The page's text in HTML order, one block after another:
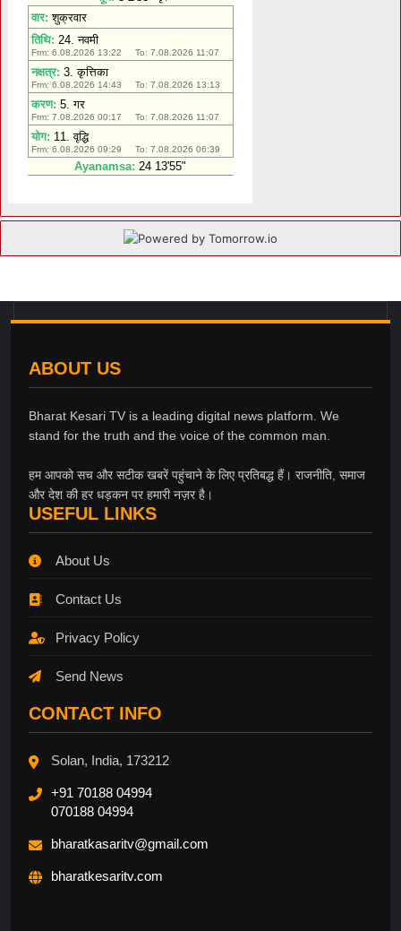
ABOUT US
Bharat Kesari TV is a leading digital news platform. We
stand for the truth and the voice of the common man.
हम आपको सच और सटीक खबरें पहुंचाने के लिए प्रतिबद्ध हैं। राजनीति, समाज
और देश की हर धड़कन पर हमारी नज़र है।
USEFUL LINKS
About Us
Contact Us
Privacy Policy
Send News
CONTACT INFO
Solan, India, 173212
+91 70188 04994
070188 04994
bharatkasaritv@gmail.com
bharatkesaritv.com